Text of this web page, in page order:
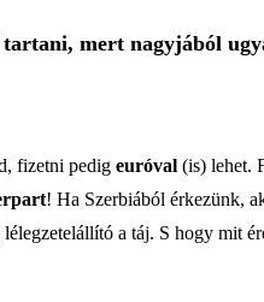
mert nagyjából
fizetni pedig euróval (is) lehet.
! Ha Szerbiából érkezünk,
a táj. S hogy mit